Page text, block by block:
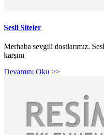
Sesli Siteler
Merhaba sevgili dostlarımız.
karşını
Devamını Oku >>